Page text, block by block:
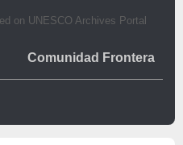
Comunidad Frontera